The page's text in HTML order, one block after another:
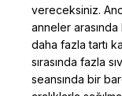
vereceksiniz.
anneler
daha fazla tartı
sırasında fazla
seansında bir